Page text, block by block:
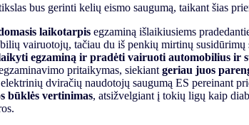
bus gerinti kelių eismo saugumą, taikant šias
laikotarpis egzaminą išlaikiusiems
vairuotojų, tačiau du iš penkių mirtinų susidūrimų
egzaminą ir pradėti vairuoti automobilius ir
pritaikymas, siekiant geriau juos
dviračių naudotojų saugumą ES pereinant
būklės vertinimas, atsižvelgiant į tokių ligų kaip